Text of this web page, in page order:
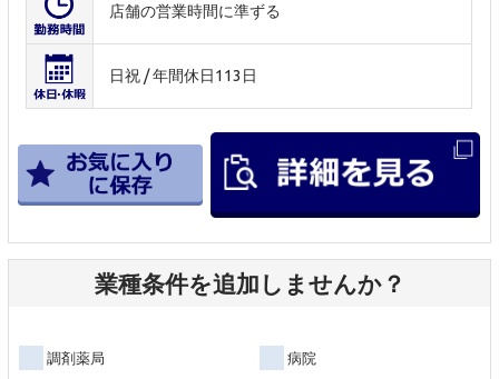
店舗の営業時間に準ずる
日祝 / 年間休日113日
業種条件を追加しませんか？
調剤薬局 病院